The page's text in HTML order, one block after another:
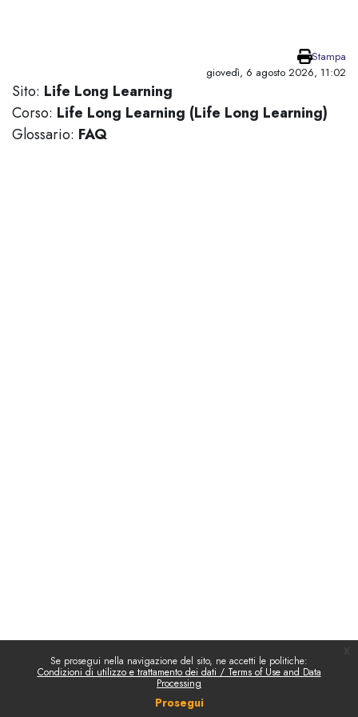
Se prosegui nella navigazione del sito, ne accetti le politiche:
Condizioni di utilizzo e trattamento dei dati / Terms of Use and Data
Processing
Prosegui
Stampa
giovedì, 6 agosto 2026, 11:02
Sito: Life Long Learning
Corso: Life Long Learning (Life Long Learning)
Glossario: FAQ